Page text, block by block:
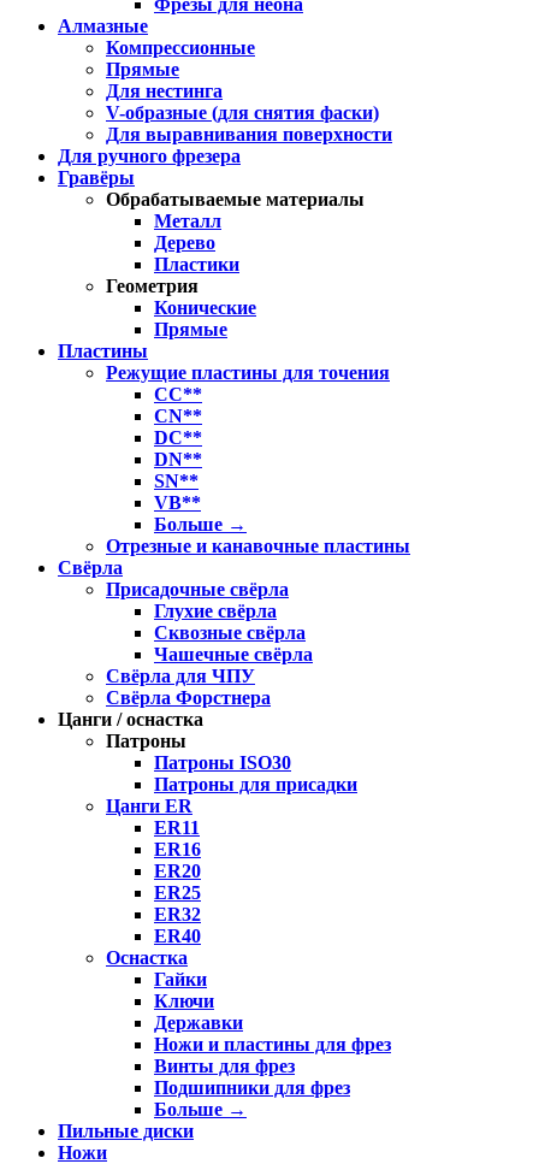
Фрезы для неона
Алмазные
Компрессионные
Прямые
Для нестинга
V-образные (для снятия фаски)
Для выравнивания поверхности
Для ручного фрезера
Гравёры
Обрабатываемые материалы
Металл
Дерево
Пластики
Геометрия
Конические
Прямые
Пластины
Режущие пластины для точения
CC**
CN**
DC**
DN**
SN**
VB**
Больше →
Отрезные и канавочные пластины
Свёрла
Присадочные свёрла
Глухие свёрла
Сквозные свёрла
Чашечные свёрла
Свёрла для ЧПУ
Свёрла Форстнера
Цанги / оснастка
Патроны
Патроны ISO30
Патроны для присадки
Цанги ER
ER11
ER16
ER20
ER25
ER32
ER40
Оснастка
Гайки
Ключи
Державки
Ножи и пластины для фрез
Винты для фрез
Подшипники для фрез
Больше →
Пильные диски
Ножи